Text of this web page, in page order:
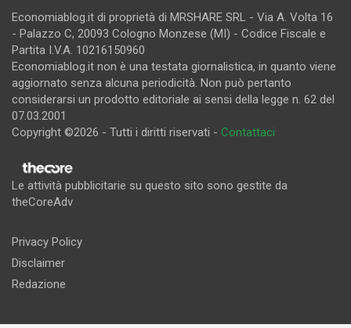
Economiablog.it di proprietà di MRSHARE SRL - Via A. Volta 16
- Palazzo C, 20093 Cologno Monzese (MI) - Codice Fiscale e
Partita I.V.A. 10216150960
Economiablog.it non è una testata giornalistica, in quanto viene
aggiornato senza alcuna periodicità. Non può pertanto
considerarsi un prodotto editoriale ai sensi della legge n. 62 del
07.03.2001
Copyright ©2026 - Tutti i diritti riservati - Contattaci
Le attività pubblicitarie su questo sito sono gestite da
theCoreAdv
Privacy Policy
Disclaimer
Redazione